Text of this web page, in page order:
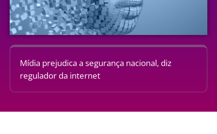
Mídia prejudica a segurança nacional, diz
regulador da internet